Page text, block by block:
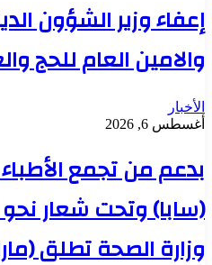
إعفاء وزير الشؤون
والامين العام للحج
الأخبار
أغسطس 6, 2026
بدعم من تجمع
(سابا) وتحت شعار
وزارة الصحة تطلق